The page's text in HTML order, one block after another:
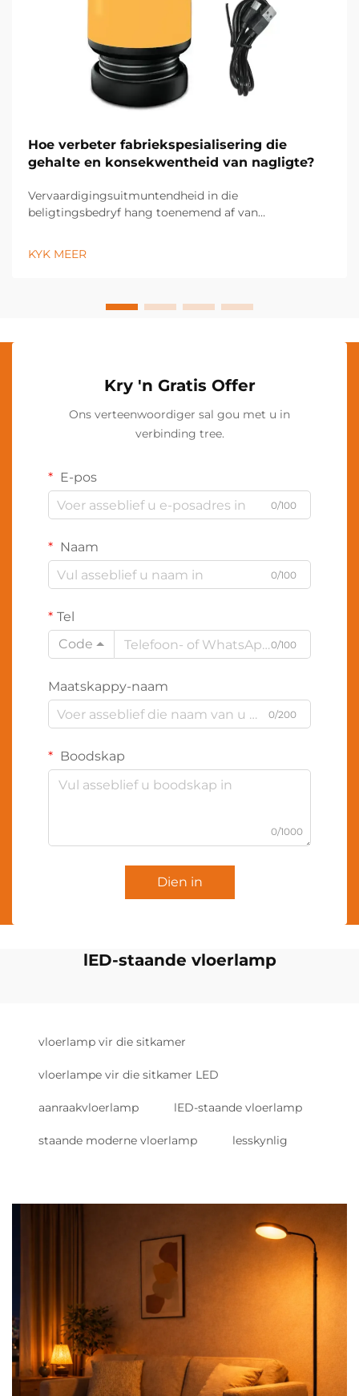
Hoe verbeter fabriekspesialisering die
gehalte en konsekwentheid van nagligte?
Vervaardigingsuitmuntendheid in die
beligtingsbedryf hang toenemend af van
moontlik maak. Moderne beligtingsvervaardigers
KYK MEER
Kry 'n Gratis Offer
Ons verteenwoordiger sal gou met u in
verbinding tree.
E-pos
0/100
Naam
0/100
Tel
Code
0/100
Maatskappy-naam
0/200
Boodskap
0/1000
Dien in
lED-staande vloerlamp
vloerlamp vir die sitkamer
vloerlampe vir die sitkamer LED
aanraakvloerlamp lED-staande vloerlamp
staande moderne vloerlamp lesskynlig